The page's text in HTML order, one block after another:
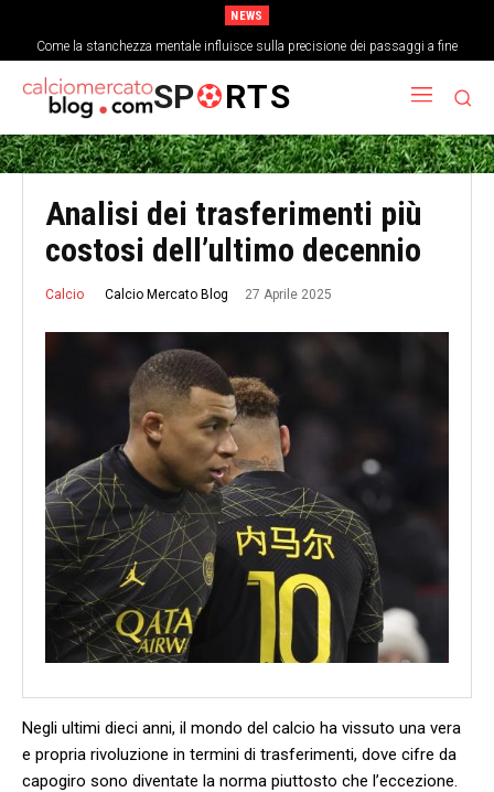
NEWS
Come la stanchezza mentale influisce sulla precisione dei passaggi a fine
partita
SP RTS
Analisi dei trasferimenti più
costosi dell’ultimo decennio
Calcio Calcio Mercato Blog 27 Aprile 2025
Negli ultimi ⁣dieci ⁤anni, il mondo del calcio ha⁣ vissuto ‍una vera ​
e propria rivoluzione in termini di trasferimenti, dove cifre ⁤da‌
capogiro sono diventate⁣ la‌ norma piuttosto che l’eccezione.